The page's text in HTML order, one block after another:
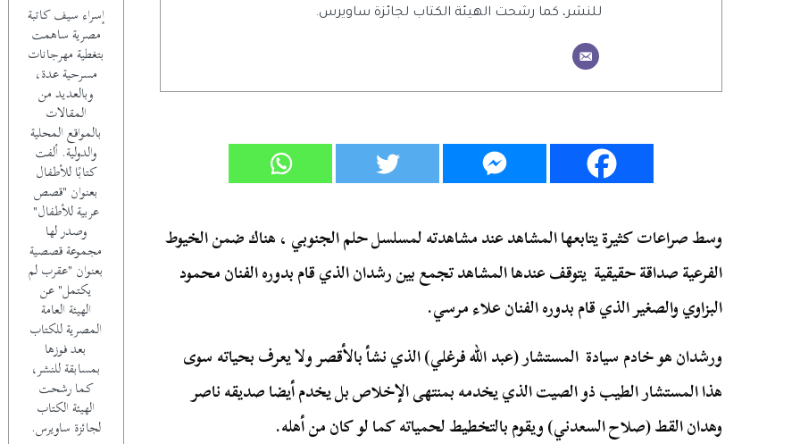
إسراء سيف كاتبة
مصرية ساهمت
بتغطية مهرجانات
مسرحية عدة،
وبالعديد من
المقالات
بالمواقع المحلية
والدولية. ألفت
كتابًا للأطفال
بعنوان "قصص
عربية للأطفال"
وصدر لها
مجموعة قصصية
بعنوان "عقرب لم
يكتمل" عن
الهيئة العامة
المصرية للكتاب
بعد فوزها
بمسابقة للنشر،
كما رشحت
الهيئة الكتاب
لجائزة ساويرس.
للنشر، كما رشحت الهيئة الكتاب لجائزة ساويرس.
وسط صراعات كثيرة يتابعها المشاهد عند مشاهدته لمسلسل حلم الجنوبي ، هناك ضمن الخيوط
الفرعية صداقة حقيقية يتوقف عندها المشاهد تجمع بين رشدان الذي قام بدوره الفنان محمود
البزاوي والصغير الذي قام بدوره الفنان علاء مرسي.
ورشدان هو خادم سيادة المستشار (عبد الله فرغلي) الذي نشأ بالأقصر ولا يعرف بحياته سوى
هذا المستشار الطيب ذو الصيت الذي يخدمه بمنتهى الإخلاص بل يخدم أيضا صديقه ناصر
وهدان القط (صلاح السعدني) ويقوم بالتخطيط لحمياته كما لو كان من أهله.